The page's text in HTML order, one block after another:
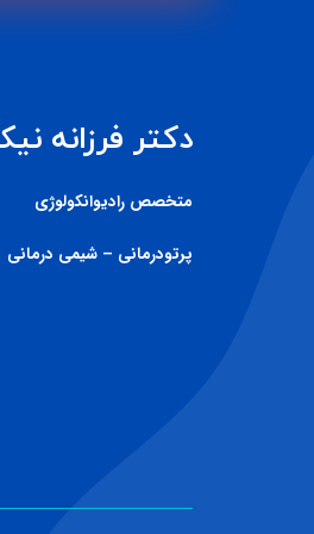
دکتر فرزانه
متخصص رادیوانکولوژی
پرتودرمانی – شیمی درمانی